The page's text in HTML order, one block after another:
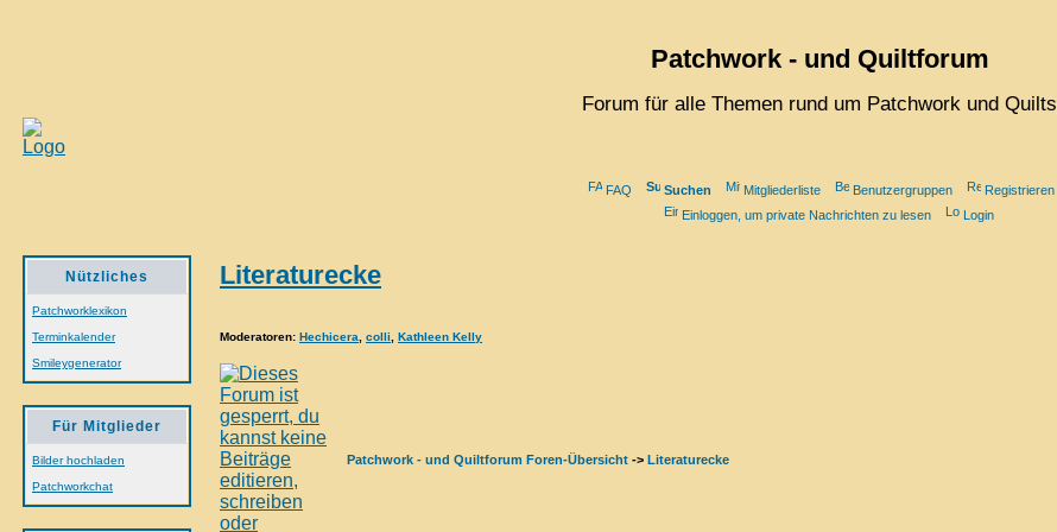
Patchwork - und Quiltforum
Forum für alle Themen rund um Patchwork und Quilts
FAQ Suchen Mitgliederliste Benutzergruppen
Registrieren
Einloggen, um private Nachrichten zu lesen
Login
Nützliches
Patchworklexikon
Terminkalender
Smileygenerator
Für Mitglieder
Bilder hochladen
Patchworkchat
Literaturecke
Moderatoren: Hechicera colli Kathleen Kelly
Patchwork - und Quiltforum Foren-Übersicht -> Literaturecke